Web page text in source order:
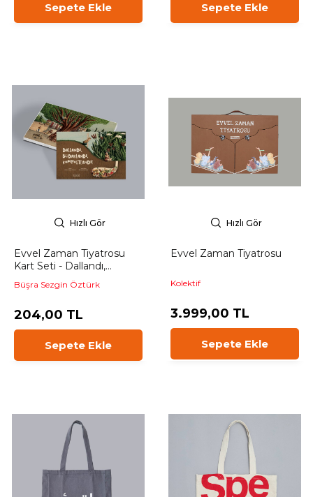
Sepete Ekle Sepete Ekle
Hızlı Gör
Evvel Zaman Tiyatrosu
Kart Seti - Dallandı,
Budaklandı, Kompostlandı!
Büşra Sezgin Öztürk
204,00 TL
Sepete Ekle
Hızlı Gör
Evvel Zaman Tiyatrosu
Kolektif
3.999,00 TL
Sepete Ekle